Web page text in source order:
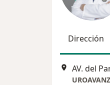
Dirección